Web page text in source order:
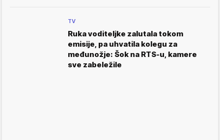
TV
Ruka voditeljke zalutala tokom
emisije, pa uhvatila kolegu za
međunožje: Šok na RTS-u, kamere
sve zabeležile